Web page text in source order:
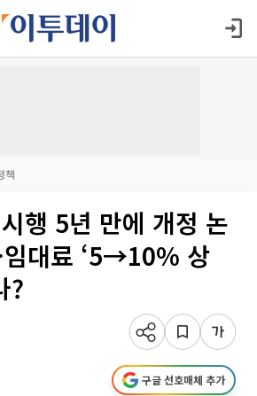
책
행 5년 만에 개정 논
대료 ‘5→10% 상
?
구글 선호매체 추가